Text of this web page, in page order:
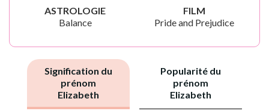
ASTROLOGIE
Balance
FILM
Pride and Prejudice
Signification du
prénom
Elizabeth
Popularité du
prénom
Elizabeth